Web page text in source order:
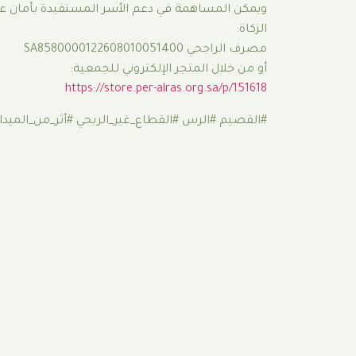
ويمكن المساهمة في دعم الأسر المستفيدة بأمان
الزكاة:
مصرف الراجحي SA8580000122608010051400
أو من خلال المتجر الإلكتروني للجمعية:
https://store.per-alras.org.sa/p/151618
#القصيم #الرس #القطاع_غير_الربحي